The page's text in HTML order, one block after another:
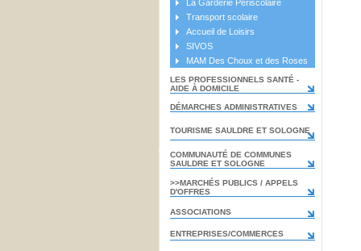
La Garderie Périscolaire
Transport scolaire
Accueil de Loisirs
SIVOS
MAM Des Choux et des Roses
LES PROFESSIONNELS SANTÉ -
AIDE À DOMICILE
DÉMARCHES ADMINISTRATIVES
TOURISME SAULDRE ET SOLOGNE
COMMUNAUTÉ DE COMMUNES
SAULDRE ET SOLOGNE
>>MARCHÉS PUBLICS / APPELS
D'OFFRES
ASSOCIATIONS
ENTREPRISES/COMMERCES